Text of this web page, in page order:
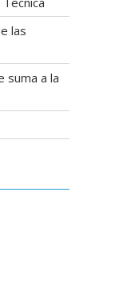
las
suma a la